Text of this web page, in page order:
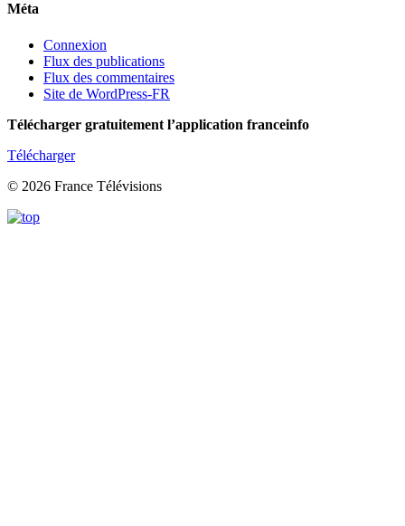
Méta
Connexion
Flux des publications
Flux des commentaires
Site de WordPress-FR
Télécharger gratuitement l’application franceinfo
Télécharger
© 2026 France Télévisions